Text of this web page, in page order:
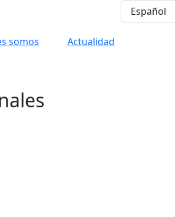
somos
Actualidad